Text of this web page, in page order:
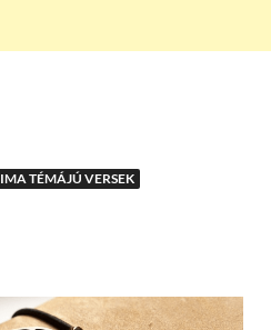
IMA TÉMÁJÚ VERSEK